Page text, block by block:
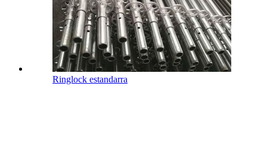
Ringlock estandarra